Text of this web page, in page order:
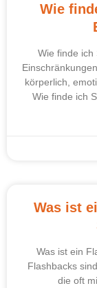
Wie
Wie finde ich
körperlich,
Wie finde ich
Was ist
Was ist ein
Flashbacks
die oft